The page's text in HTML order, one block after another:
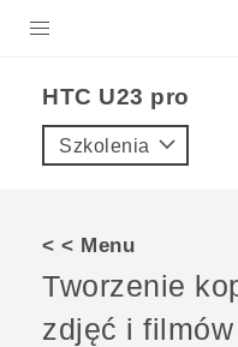
VIVE
VIVERSE
HTC U23 pro‎
Szkolenia
< < Menu
Tworzenie
zdjęć i filmów